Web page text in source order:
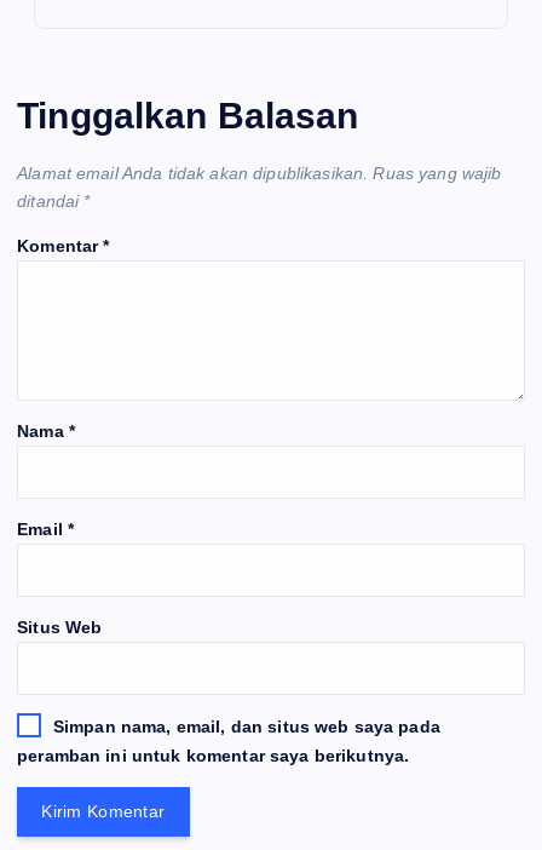
Tinggalkan Balasan
Alamat email Anda tidak akan dipublikasikan. Ruas yang wajib
ditandai *
Komentar*
Nama *
Email *
Situs Web
Simpan nama, email, dan situs web saya pada
peramban ini untuk komentar saya berikutnya.